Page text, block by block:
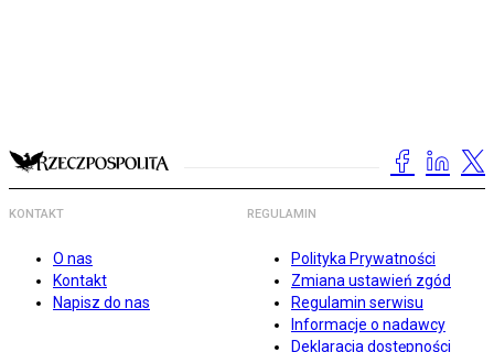
KONTAKT
O nas
Kontakt
Napisz do nas
REGULAMIN
Polityka Prywatności
Zmiana ustawień zgód
Regulamin serwisu
Informacje o nadawcy
Deklaracja dostępności